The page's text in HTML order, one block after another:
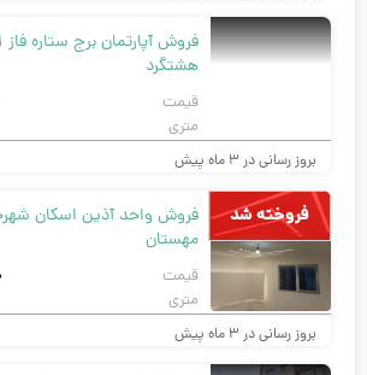
هشتگرد
قیمت
متری
بروز رسانی در ۳ ماه پیش
فروخته شد
فروش واحد آذین اسکان
مهستان
قیمت
متری
بروز رسانی در ۳ ماه پیش